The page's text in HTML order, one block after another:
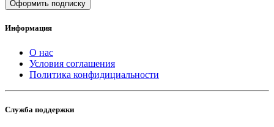
Оформить подписку
Информация
О нас
Условия соглашения
Политика конфидициальности
Служба поддержки